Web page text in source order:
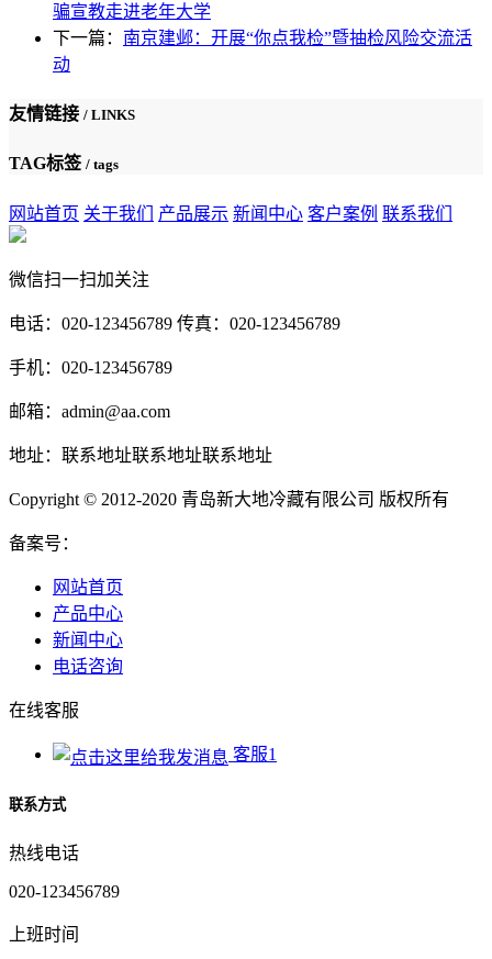
骗宣教走进老年大学
下一篇： 南京建邺：开展“你点我检”暨抽检风险交流活
动
友情链接 / LINKS
TAG标签 / tags
网站首页 关于我们 产品展示 新闻中心 客户案例 联系我们
微信扫一扫加关注
电话：020-123456789 传真：020-123456789
手机：020-123456789
邮箱：admin@aa.com
地址：联系地址联系地址联系地址
Copyright © 2012-2020 青岛新大地冷藏有限公司 版权所有
备案号：
网站首页
产品中心
新闻中心
电话咨询
在线客服
客服1
联系方式
热线电话
020-123456789
上班时间